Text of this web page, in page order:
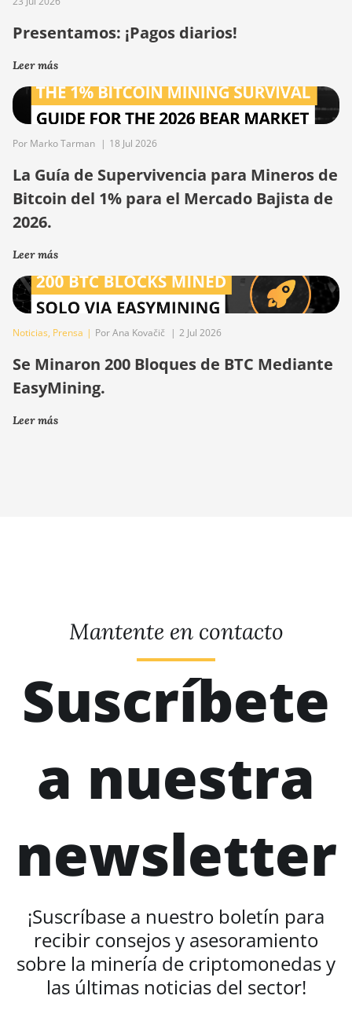
Presentamos: ¡Pagos diarios!
Leer más
Por Marko Tarman | 18 Jul 2026
La Guía de Supervivencia para Mineros de
Bitcoin del 1% para el Mercado Bajista de
2026.
Leer más
Noticias, Prensa | Por Ana Kovačič | 2 Jul 2026
Se Minaron 200 Bloques de BTC Mediante
EasyMining.
Leer más
Mantente en contacto
Suscríbete
a nuestra
newsletter
¡Suscríbase a nuestro boletín para
recibir consejos y asesoramiento
sobre la minería de criptomonedas y
las últimas noticias del sector!